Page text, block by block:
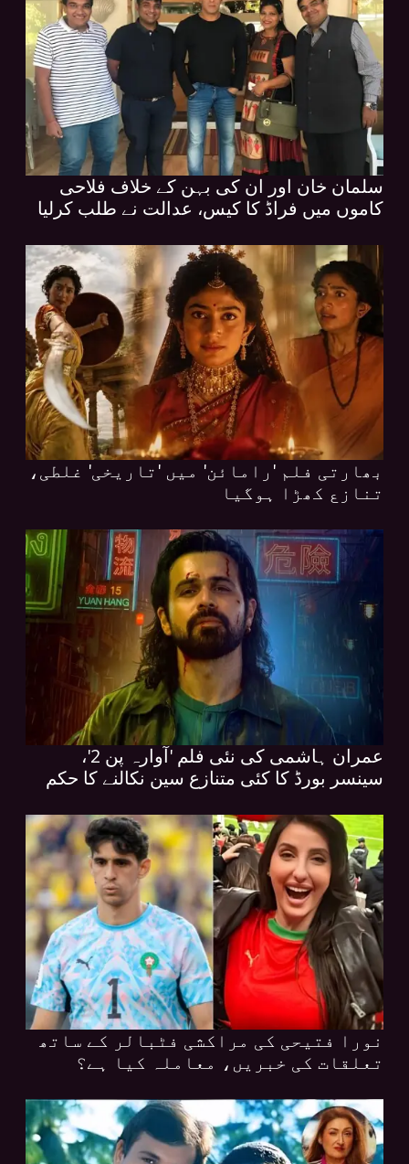
سلمان خان اور ان کی بہن کے خلاف فلاحی
کاموں میں فراڈ کا کیس، عدالت نے طلب کرلیا
بھارتی فلم 'رامائن' میں 'تاریخی' غلطی،
تنازع کھڑا ہوگیا
عمران ہاشمی کی نئی فلم 'آوارہ پن 2'،
سینسر بورڈ کا کئی متنازع سین نکالنے کا حکم
نورا فتیحی کی مراکشی فٹبالر کے ساتھ
تعلقات کی خبریں، معاملہ کیا ہے؟